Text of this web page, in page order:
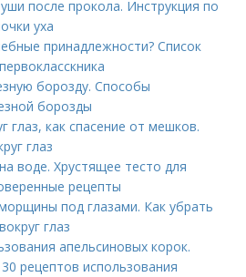
после прокола. Инструкция по
уха
принадлежности? Список
борозду. Способы
борозды
глаз, как спасение от мешков.
глаз
воде. Хрустящее тесто для
рецепты
под глазами. Как убрать
глаз
апельсиновых корок.
рецептов использования